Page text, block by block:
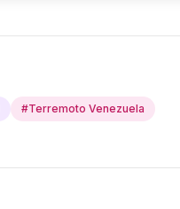
#Terremoto Venezuela